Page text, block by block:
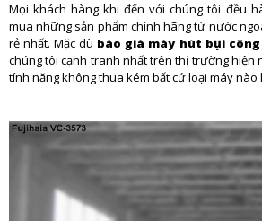
Mọi khách hàng khi đến với chúng tôi đều
mua những sản phẩm chính hãng từ nước
rẻ nhất. Mặc dù báo giá máy hút bụi
chúng tôi cạnh tranh nhất trên thị trường hiện
tính năng không thua kém bất cứ loại máy nào